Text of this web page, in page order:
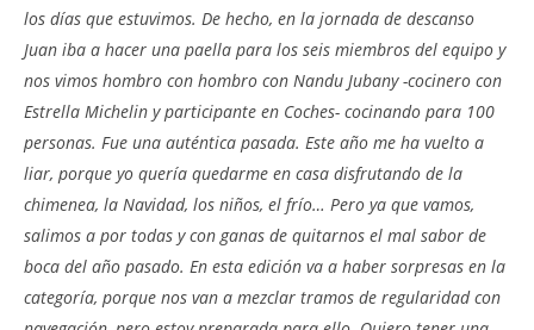
los días que estuvimos. De hecho, en la jornada de descanso
Juan iba a hacer una paella para los seis miembros del equipo y
nos vimos hombro con hombro con Nandu Jubany -cocinero con
Estrella Michelin y participante en Coches- cocinando para 100
personas. Fue una auténtica pasada. Este año me ha vuelto a
liar, porque yo quería quedarme en casa disfrutando de la
chimenea, la Navidad, los niños, el frío… Pero ya que vamos,
salimos a por todas y con ganas de quitarnos el mal sabor de
boca del año pasado. En esta edición va a haber sorpresas en la
categoría, porque nos van a mezclar tramos de regularidad con